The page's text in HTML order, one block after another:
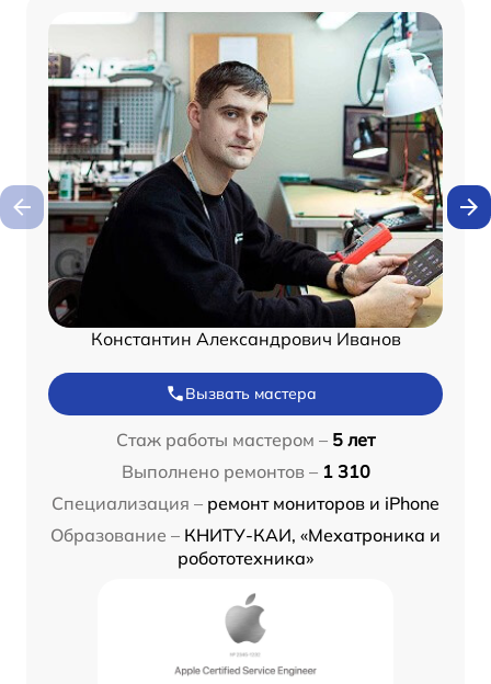
Константин Александрович Иванов
Вызвать мастера
Стаж работы мастером – 5 лет
Выполнено ремонтов – 1 310
Специализация – ремонт мониторов и iPhone
Образование – КНИТУ-КАИ, «Мехатроника и
робототехника»